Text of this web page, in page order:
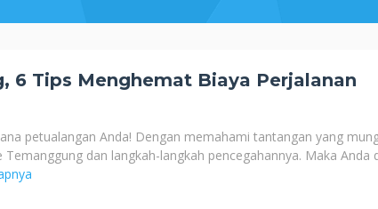
6 Tips Menghemat Biaya Perjalanan
petualangan Anda! Dengan memahami tantangan yang
dan langkah-langkah pencegahannya. Maka Anda